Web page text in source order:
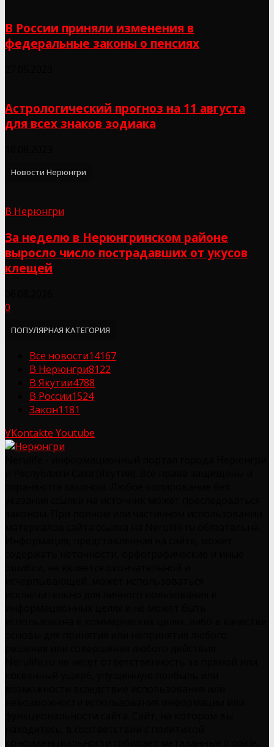
В России приняли изменения в
федеральные законы о пенсиях
Астрологический прогноз на 11 августа
для всех знаков зодиака
Новости Нерюнгри
В Нерюнгри
За неделю в Нерюнгринском районе
выросло число пострадавших от укусов
клещей
0
ПОПУЛЯРНАЯ КАТЕГОРИЯ
Все новости14167
В Нерюнгри8122
В Якутии4788
В России1524
Закон1181
VKontakte Youtube